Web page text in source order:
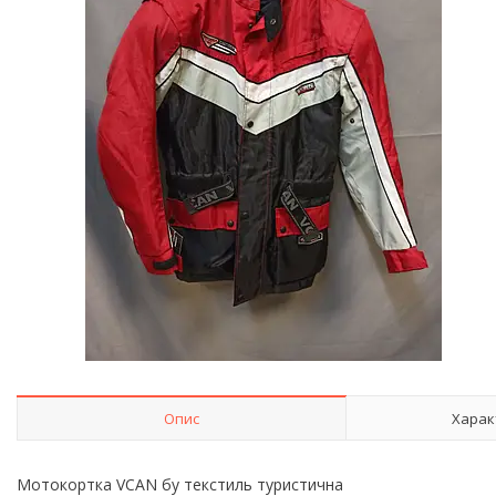
Опис
Мотокортка VCAN бу текстиль туристична